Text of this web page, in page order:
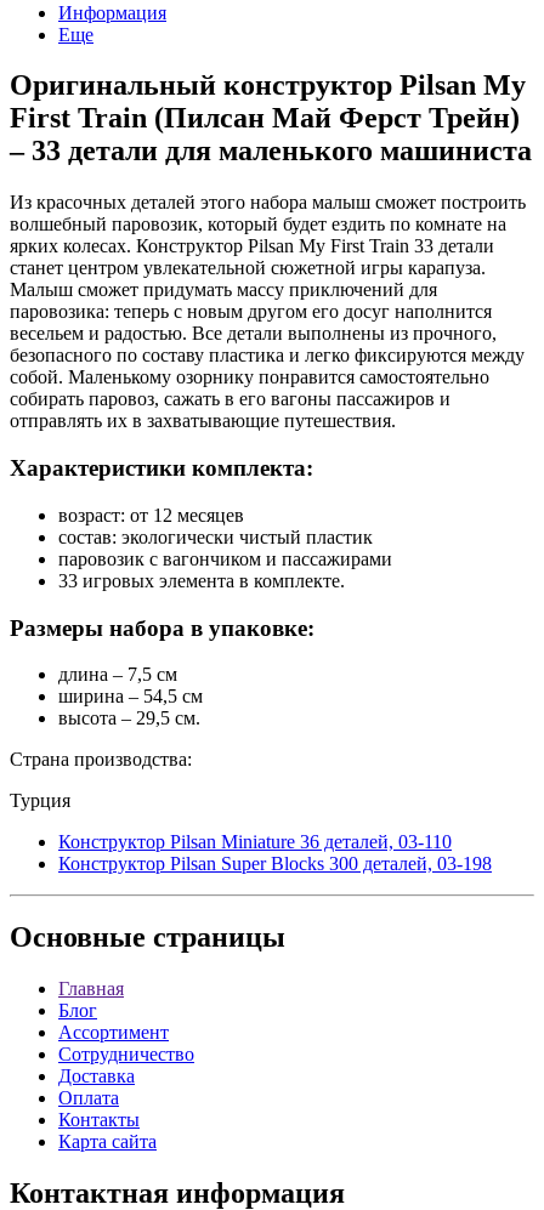
Информация
Еще
Оригинальный конструктор Pilsan My
First Train (Пилсан Май Ферст Трейн)
– 33 детали для маленького машиниста
Из красочных деталей этого набора малыш сможет построить
волшебный паровозик, который будет ездить по комнате на
ярких колесах. Конструктор Pilsan My First Train 33 детали
станет центром увлекательной сюжетной игры карапуза.
Малыш сможет придумать массу приключений для
паровозика: теперь с новым другом его досуг наполнится
весельем и радостью. Все детали выполнены из прочного,
безопасного по составу пластика и легко фиксируются между
собой. Маленькому озорнику понравится самостоятельно
собирать паровоз, сажать в его вагоны пассажиров и
отправлять их в захватывающие путешествия.
Характеристики комплекта:
возраст: от 12 месяцев
состав: экологически чистый пластик
паровозик с вагончиком и пассажирами
33 игровых элемента в комплекте.
Размеры набора в упаковке:
длина – 7,5 см
ширина – 54,5 см
высота – 29,5 см.
Страна производства:
Турция
Конструктор Pilsan Miniature 36 деталей, 03-110
Конструктор Pilsan Super Blocks 300 деталей, 03-198
Основные страницы
Главная
Блог
Ассортимент
Сотрудничество
Доставка
Оплата
Контакты
Карта сайта
Контактная информация